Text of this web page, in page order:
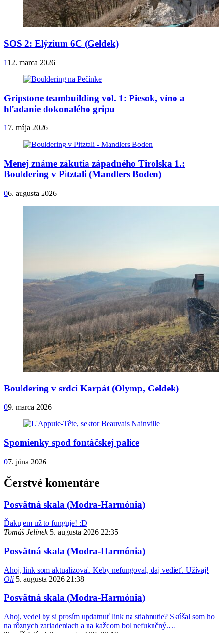
SOS 2: Elýzium 6C (Geldek)
112. marca 2026
Gripstone teambuilding vol. 1: Piesok, víno a
hľadanie dokonalého gripu
1 7. mája 2026
Menej známe zákutia západného Tirolska 1.:
Bouldering v Pitztali (Mandlers Boden)
06. augusta 2026
Bouldering v srdci Karpát (Olymp, Geldek)
09. marca 2026
Spomienky spod fontáčskej palice
07. júna 2026
Čerstvé komentáre
Posvätná skala (Modra-Harmónia)
Ďakujem už to funguje! :D
Tomáš Jelínek 5. augusta 2026 22:35
Posvätná skala (Modra-Harmónia)
Ahoj, link som aktualizoval. Keby nefungoval, daj vedieť. Užívaj!
Oli 5. augusta 2026 21:38
Posvätná skala (Modra-Harmónia)
Ahoj, vedel by si prosím updatnuť link na stiahnutie? Skúšal som ho
na rôznych zariadeniach a na každom bol nefuknčný.…